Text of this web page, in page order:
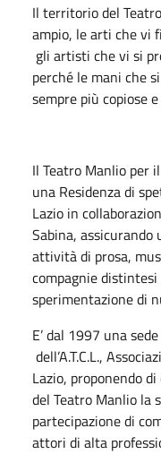
Il territorio del
ampio, le arti che vi
gli artisti che vi si
perché le mani che
sempre più copiose
Il Teatro Manlio per
una Residenza di
Lazio in
Sabina,
attività di prosa,
compagnie
sperimentazione di
E’ dal 1997 una
dell’A.T.C.L.,
Lazio, proponendo
del Teatro Manlio la
partecipazione di
attori di alta